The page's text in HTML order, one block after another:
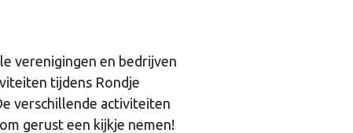
verenigingen en bedrijven
tijdens Rondje
verschillende activiteiten
gerust een kijkje nemen!